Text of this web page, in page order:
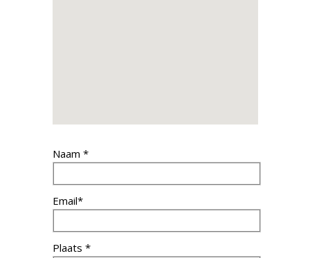
Naam *
Email*
Plaats *